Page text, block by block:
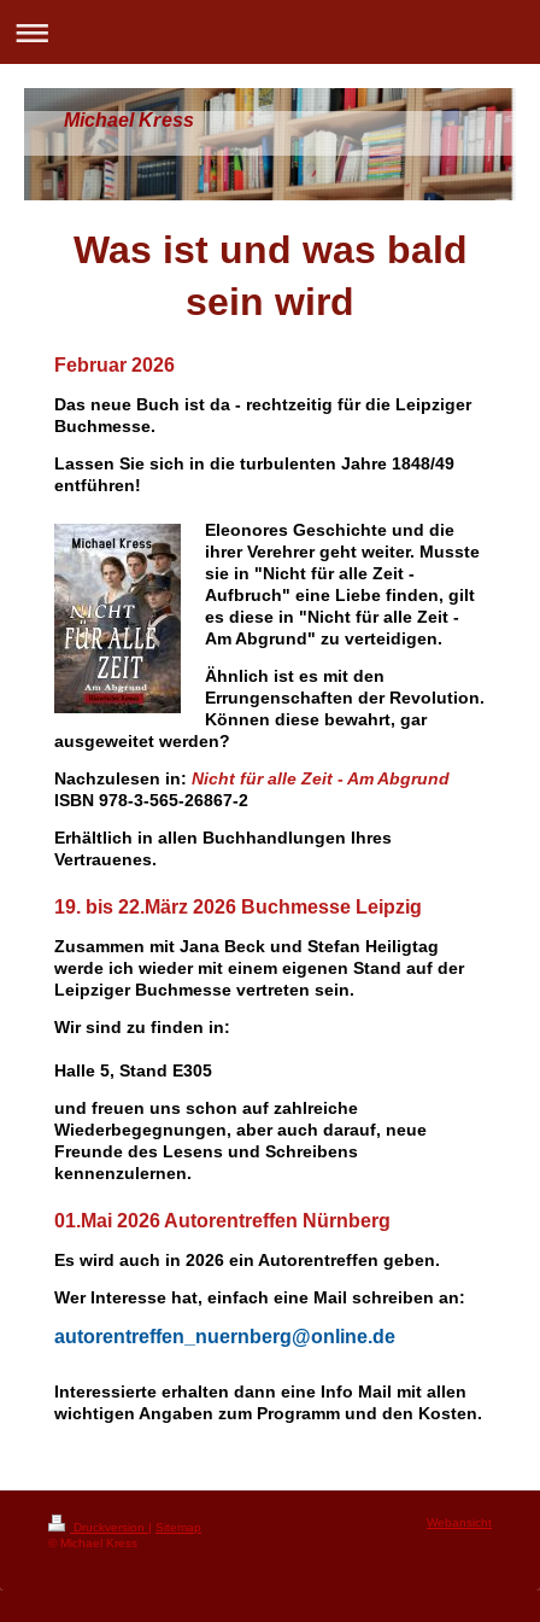
Michael Kress
Was ist und was bald
sein wird
Februar 2026
Das neue Buch ist da - rechtzeitig für die Leipziger
Buchmesse.
Lassen Sie sich in die turbulenten Jahre 1848/49
entführen!
Eleonores Geschichte und die
ihrer Verehrer geht weiter. Musste
sie in "Nicht für alle Zeit -
Aufbruch" eine Liebe finden, gilt
es diese in "Nicht für alle Zeit -
Am Abgrund" zu verteidigen.
Ähnlich ist es mit den
Errungenschaften der Revolution.
Können diese bewahrt, gar
ausgeweitet werden?
Nachzulesen in: Nicht für alle Zeit - Am Abgrund
ISBN 978-3-565-26867-2
Erhältlich in allen Buchhandlungen Ihres
Vertrauenes.
19. bis 22.März 2026 Buchmesse Leipzig
Zusammen mit Jana Beck und Stefan Heiligtag
werde ich wieder mit einem eigenen Stand auf der
Leipziger Buchmesse vertreten sein.
Wir sind zu finden in:
Halle 5, Stand E305
und freuen uns schon auf zahlreiche
Wiederbegegnungen, aber auch darauf, neue
Freunde des Lesens und Schreibens
kennenzulernen.
01.Mai 2026 Autorentreffen Nürnberg
Es wird auch in 2026 ein Autorentreffen geben.
Wer Interesse hat, einfach eine Mail schreiben an:
autorentreffen_nuernberg@online.de
Interessierte erhalten dann eine Info Mail mit allen
wichtigen Angaben zum Programm und den Kosten.
Druckversion | Sitemap
© Michael Kress
Webansicht